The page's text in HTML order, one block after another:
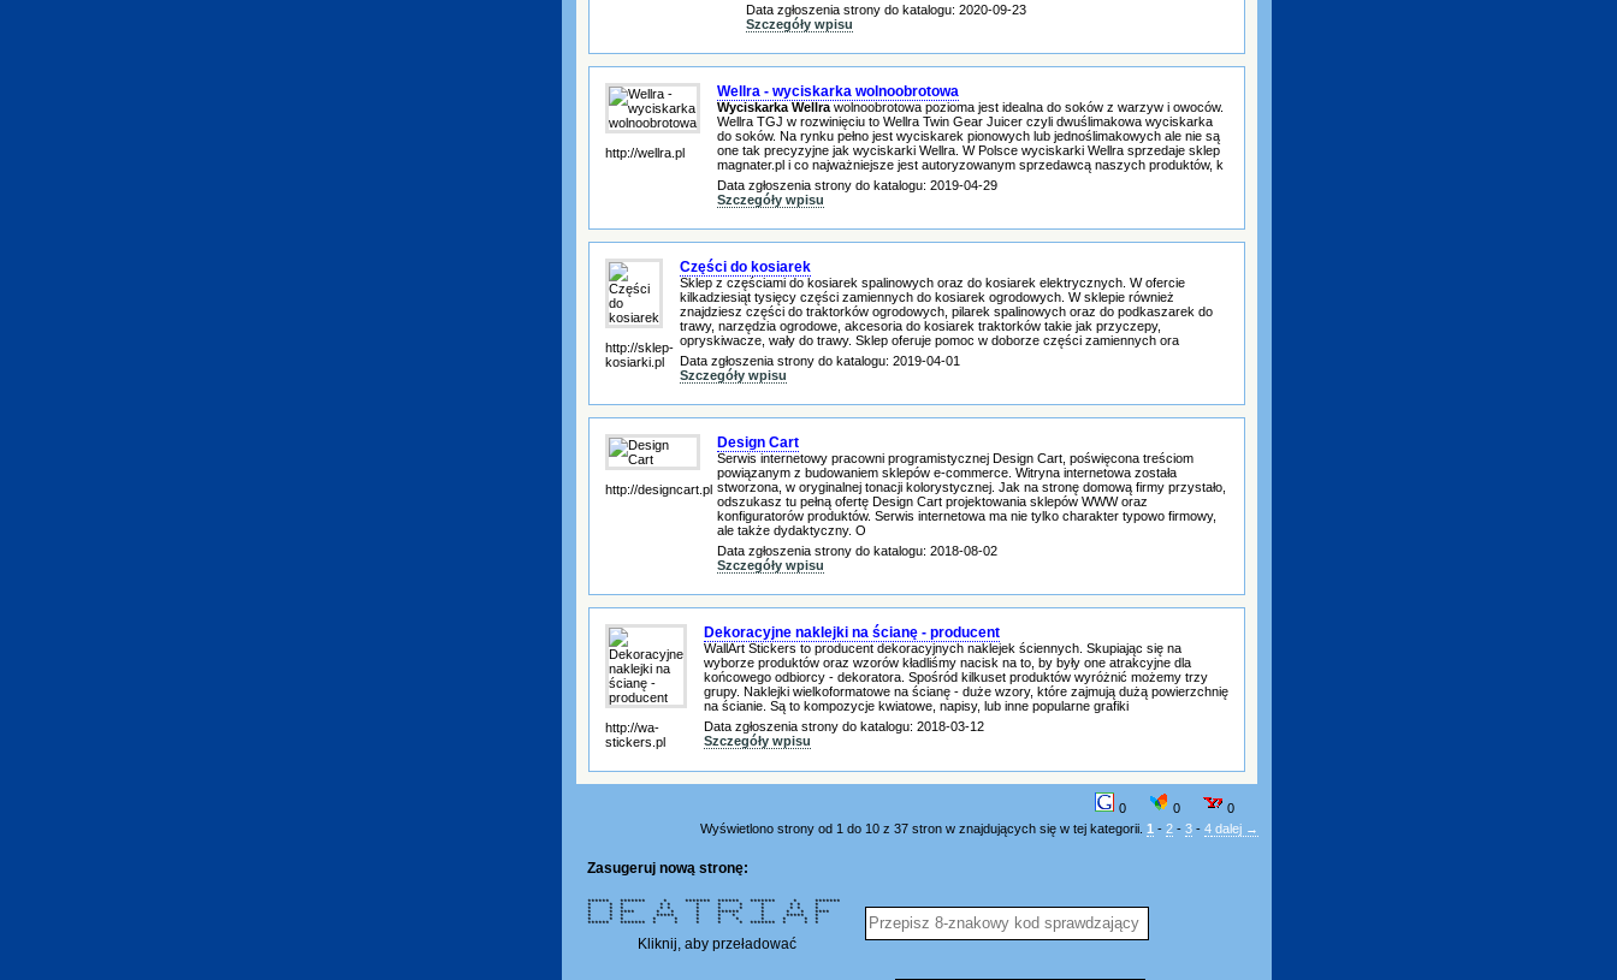
Data zgłoszenia strony do katalogu: 2020-09-23
Szczegóły wpisu
http://wellra.pl
Wellra - wyciskarka wolnoobrotowa
Wyciskarka Wellra wolnoobrotowa pozioma jest idealna do soków z warzyw i owoców.
Wellra TGJ w rozwinięciu to Wellra Twin Gear Juicer czyli dwuślimakowa wyciskarka
do soków. Na rynku pełno jest wyciskarek pionowych lub jednoślimakowych ale nie są
one tak precyzyjne jak wyciskarki Wellra. W Polsce wyciskarki Wellra sprzedaje sklep
magnater.pl i co najważniejsze jest autoryzowanym sprzedawcą naszych produktów, k
Data zgłoszenia strony do katalogu: 2019-04-29
Szczegóły wpisu
http://sklep-
kosiarki.pl
Części do kosiarek
Sklep z częściami do kosiarek spalinowych oraz do kosiarek elektrycznych. W ofercie
kilkadziesiąt tysięcy części zamiennych do kosiarek ogrodowych. W sklepie również
znajdziesz części do traktorków ogrodowych, pilarek spalinowych oraz do podkaszarek do
trawy, narzędzia ogrodowe, akcesoria do kosiarek traktorków takie jak przyczepy,
opryskiwacze, wały do trawy. Sklep oferuje pomoc w doborze części zamiennych ora
Data zgłoszenia strony do katalogu: 2019-04-01
Szczegóły wpisu
http://designcart.pl
Design Cart
Serwis internetowy pracowni programistycznej Design Cart, poświęcona treściom
powiązanym z budowaniem sklepów e-commerce. Witryna internetowa została
stworzona, w oryginalnej tonacji kolorystycznej. Jak na stronę domową firmy przystało,
odszukasz tu pełną ofertę Design Cart projektowania sklepów WWW oraz
konfiguratorów produktów. Serwis internetowa ma nie tylko charakter typowo firmowy,
ale także dydaktyczny. O
Data zgłoszenia strony do katalogu: 2018-08-02
Szczegóły wpisu
http://wa-
stickers.pl
Dekoracyjne naklejki na ścianę - producent
WallArt Stickers to producent dekoracyjnych naklejek ściennych. Skupiając się na
wyborze produktów oraz wzorów kładliśmy nacisk na to, by były one atrakcyjne dla
końcowego odbiorcy - dekoratora. Spośród kilkuset produktów wyróżnić możemy trzy
grupy. Naklejki wielkoformatowe na ścianę - duże wzory, które zajmują dużą powierzchnię
na ścianie. Są to kompozycje kwiatowe, napisy, lub inne popularne grafiki
Data zgłoszenia strony do katalogu: 2018-03-12
Szczegóły wpisu
0 0
0
Wyświetlono strony od 1 do 10 z 37 stron w znajdujących się w tej kategorii. 1 - 2 - 3 - 4 dalej →
Zasugeruj nową stronę:
****** ******* * ******* ****** ******* * *******
* * * * * * * * * * * *
* * * * * * * * * * * *
* * **** * * * ****** * * * ****
* * * ***** * * * * ***** *
* * * * * * * * * * * *
****** ******* * * * * * ******* * * *
Kliknij, aby przeładować